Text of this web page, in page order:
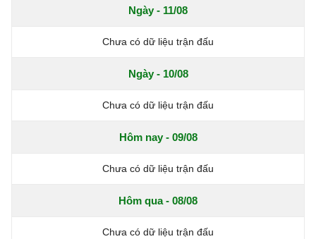
Ngày - 11/08
Chưa có dữ liệu trận đấu
Ngày - 10/08
Chưa có dữ liệu trận đấu
Hôm nay - 09/08
Chưa có dữ liệu trận đấu
Hôm qua - 08/08
Chưa có dữ liệu trận đấu